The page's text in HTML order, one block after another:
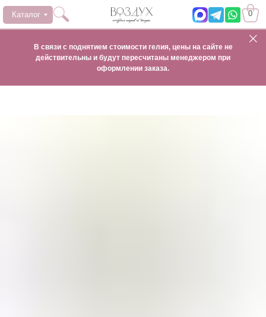
0
Каталог
В связи с поднятием стоимости гелия, цены на сайте не
действительны и будут пересчитаны менеджером при
оформлении заказа.